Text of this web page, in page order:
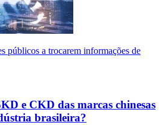
públicos a trocarem informações de
e CKD das marcas chinesas
brasileira?